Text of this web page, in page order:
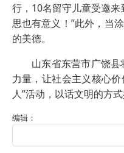
行，10名留守儿童受邀
思也有意义！”此外，当
的美德。
山东省东营市广饶县将
力量，让社会主义核心
人”活动，以话文明的方
编辑：